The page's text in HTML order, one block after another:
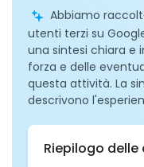
Abbiamo
utenti terzi su
una sintesi chiara e
forza e delle
questa attività. La
descrivono
Riepilogo